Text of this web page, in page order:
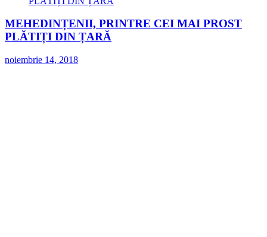
MEHEDINȚENII, PRINTRE CEI MAI PROST
PLĂTIȚI DIN ȚARĂ
noiembrie 14, 2018